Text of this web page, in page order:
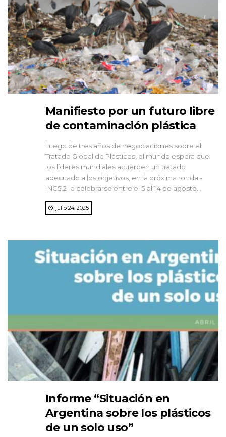
Manifiesto por un futuro libre
de contaminación plástica
Luego de tres años de negociaciones sobre el
Tratado Global de Plásticos, el mundo espera que
los líderes mundiales acuerden un tratado
adecuado a los objetivos, en la próxima ronda -
INC5.2- a celebrarse entre el 5 al 14 de agosto...
julio 24, 2025
Informe “Situación en
Argentina sobre los plásticos
de un solo uso”